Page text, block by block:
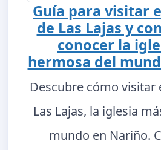
Guía para visitar
de Las Lajas y
conocer la
hermosa del
Descubre cómo visitar
Las Lajas, la iglesia
mundo en Nariño.